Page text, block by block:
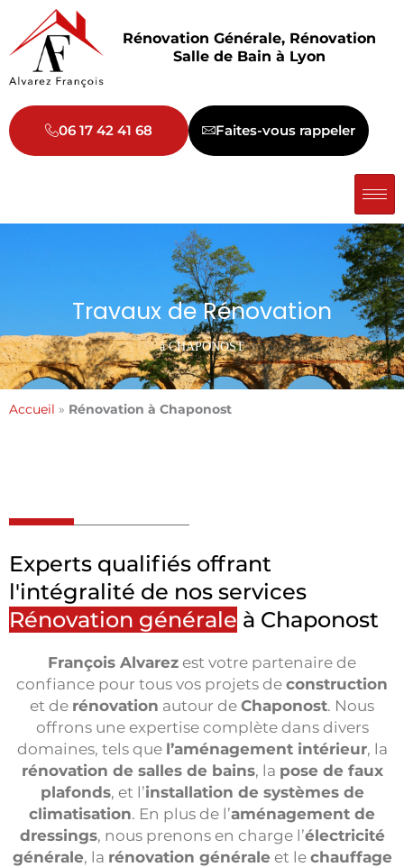
contenu
Rénovation Générale, Rénovation
Salle de Bain à Lyon
06 17 42 41 68 Faites-vous rappeler
Travaux de Rénovation
à CHAPONOST
Accueil » Rénovation à Chaponost
Experts qualifiés offrant
l'intégralité de nos services
Rénovation générale à Chaponost
François Alvarez est votre partenaire de
confiance pour tous vos projets de construction
et de rénovation autour de Chaponost. Nous
offrons une expertise complète dans divers
domaines, tels que l’aménagement intérieur, la
rénovation de salles de bains, la pose de faux
plafonds, et l’installation de systèmes de
climatisation. En plus de l’aménagement de
dressings, nous prenons en charge l’électricité
générale, la rénovation générale et le chauffage